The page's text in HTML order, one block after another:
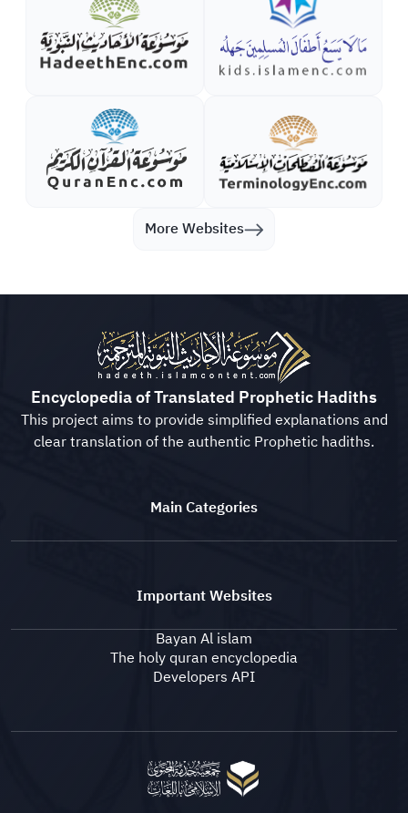
More Websites
Encyclopedia of Translated Prophetic Hadiths
This project aims to provide simplified explanations and
clear translation of the authentic Prophetic hadiths.
Main Categories
Important Websites
Bayan Al islam
The holy quran encyclopedia
Developers API